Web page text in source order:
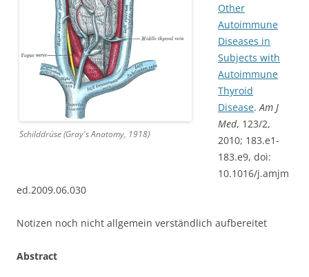
Schilddrüse (Gray's Anatomy, 1918)
Other
Autoimmune
Diseases in
Subjects with
Autoimmune
Thyroid
Disease.Am J
Med, 123/2,
2010; 183.e1-
183.e9, doi:
10.1016/j.amjm
ed.2009.06.030
Notizen noch nicht allgemein verständlich aufbereitet
Abstract